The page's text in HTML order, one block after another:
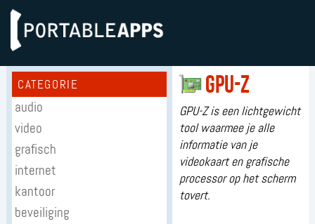
CATEGORIE
audio
video
grafisch
internet
kantoor
beveiliging
GPU-Z
GPU-Z is een lichtgewicht
tool waarmee je alle
informatie van je
videokaart en grafische
processor op het scherm
tovert.